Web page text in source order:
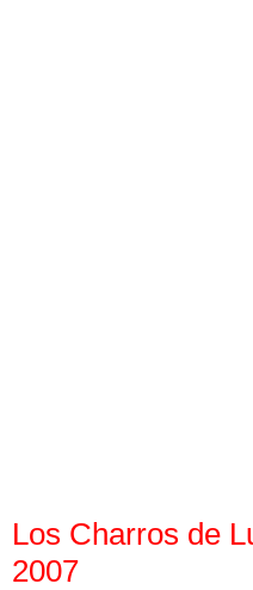
Los Charros de
2007